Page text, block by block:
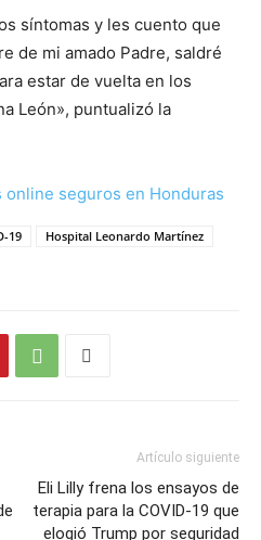
síntomas y les cuento que
de mi amado Padre, saldré
estar de vuelta en los
León», puntualizó la
seguros en Honduras
19
Hospital Leonardo Martínez
Artículo siguiente
Eli Lilly frena los ensayos de
terapia para la COVID-19 que
elogió Trump por seguridad